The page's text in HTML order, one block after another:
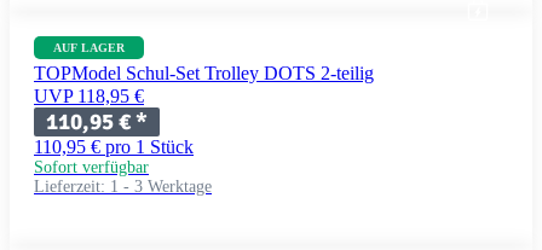
AUF LAGER
TOPModel Schul-Set Trolley DOTS 2-teilig
UVP 118,95 €
110,95 €*
110,95 € pro 1 Stück
Sofort verfügbar
Lieferzeit: 1 - 3 Werktage